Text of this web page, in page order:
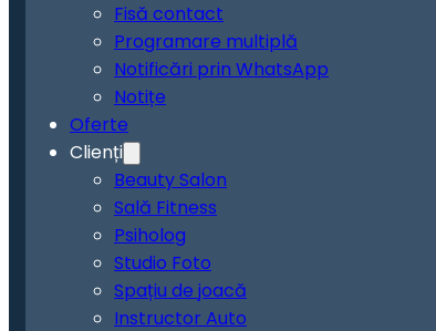
Fisă contact
Programare multiplă
Notificări prin WhatsApp
Notițe
Oferte
Clienți
Beauty Salon
Sală Fitness
Psiholog
Studio Foto
Spațiu de joacă
Instructor Auto